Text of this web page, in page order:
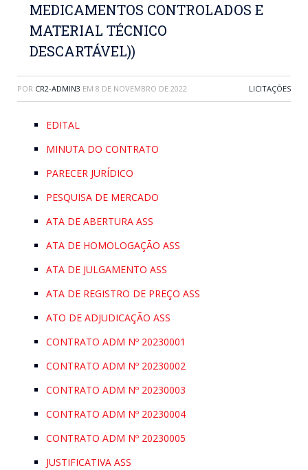
MEDICAMENTOS CONTROLADOS E
MATERIAL TÉCNICO
DESCARTÁVEL))
POR CR2-ADMIN3 EM 8 DE NOVEMBRO DE 2022 LICITAÇÕES
EDITAL
MINUTA DO CONTRATO
PARECER JURÍDICO
PESQUISA DE MERCADO
ATA DE ABERTURA ASS
ATA DE HOMOLOGAÇÃO ASS
ATA DE JULGAMENTO ASS
ATA DE REGISTRO DE PREÇO ASS
ATO DE ADJUDICAÇÃO ASS
CONTRATO ADM Nº 20230001
CONTRATO ADM Nº 20230002
CONTRATO ADM Nº 20230003
CONTRATO ADM Nº 20230004
CONTRATO ADM Nº 20230005
JUSTIFICATIVA ASS